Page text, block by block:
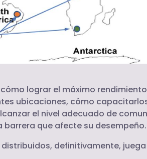
lograr el máximo
ubicaciones, cómo
el nivel adecuado de
barrera que afecte su desempeño.
definitivamente,